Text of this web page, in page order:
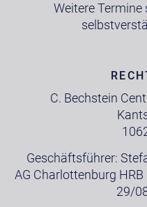
Weitere
C. Bechstein
Geschäftsführer:
AG Charlottenburg
29/